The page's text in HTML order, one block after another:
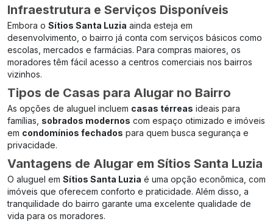
Infraestrutura e Serviços Disponíveis
Embora o Sítios Santa Luzia ainda esteja em
desenvolvimento, o bairro já conta com serviços básicos como
escolas, mercados e farmácias. Para compras maiores, os
moradores têm fácil acesso a centros comerciais nos bairros
vizinhos.
Tipos de Casas para Alugar no Bairro
As opções de aluguel incluem casas térreas ideais para
famílias, sobrados modernos com espaço otimizado e imóveis
em condomínios fechados para quem busca segurança e
privacidade.
Vantagens de Alugar em Sítios Santa Luzia
O aluguel em Sítios Santa Luzia é uma opção econômica, com
imóveis que oferecem conforto e praticidade. Além disso, a
tranquilidade do bairro garante uma excelente qualidade de
vida para os moradores.